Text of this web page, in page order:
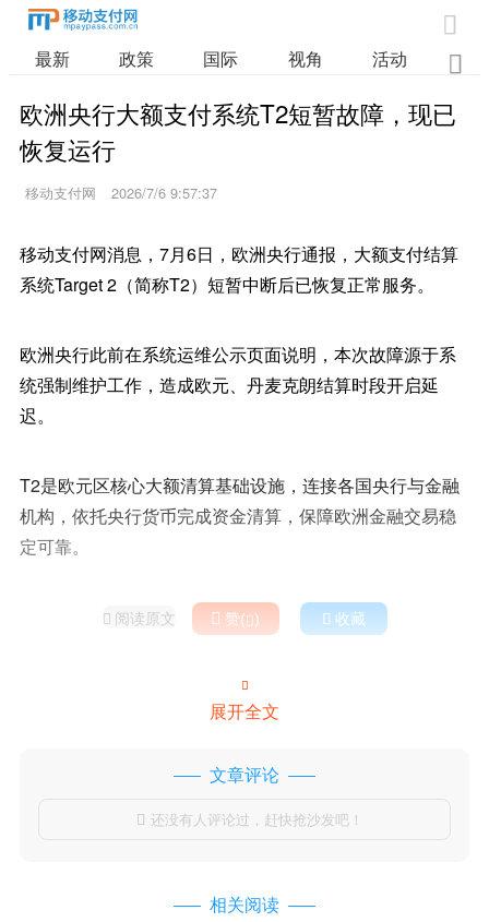

最新 政策 国际 视角 活动 业

欧洲央行大额支付系统T2短暂故障，现已
恢复运行
移动支付网 2026/7/6 9:57:37
移动支付网消息，7月6日，欧洲央行通报，大额支付结算
系统Target 2（简称T2）短暂中断后已恢复正常服务。
欧洲央行此前在系统运维公示页面说明，本次故障源于系
统强制维护工作，造成欧元、丹麦克朗结算时段开启延
迟。
T2是欧元区核心大额清算基础设施，连接各国央行与金融
机构，依托央行货币完成资金清算，保障欧洲金融交易稳
定可靠。
 阅读原文  赞()  收藏

展开全文
文章评论
 还没有人评论过，赶快抢沙发吧！
相关阅读